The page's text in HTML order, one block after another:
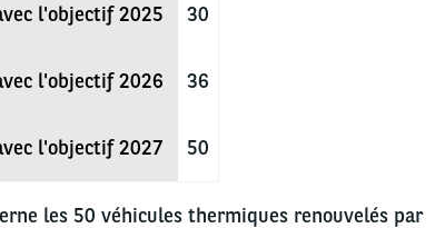
l'objectif 2025 30
l'objectif 2026 36
l'objectif 2027 50
les 50 véhicules thermiques renouvelés par